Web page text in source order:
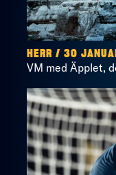
HERR / 30
VM med Äpplet,